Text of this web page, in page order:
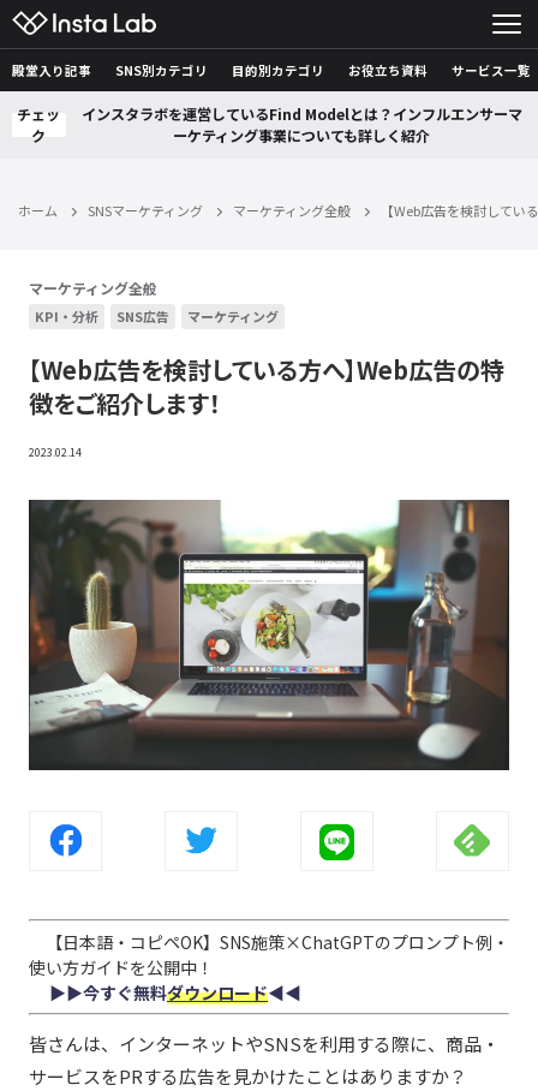
殿堂入り記事 SNS別カテゴリ 目的別カテゴリ お役立ち資料 サービス一覧
チェッ
ク
インスタラボを運営しているFind Modelとは？インフルエンサーマ
ーケティング事業についても詳しく紹介
ホーム SNSマーケティング マーケティング全般 【Web広告を検討してい
マーケティング全般
KPI・分析 SNS広告 マーケティング
【Web広告を検討している方へ】Web広告の特
徴をご紹介します！
2023.02.14
【日本語・コピペOK】SNS施策×ChatGPTのプロンプト例・
使い方ガイドを公開中！
▶︎▶︎今すぐ無料ダウンロード◀︎◀︎
皆さんは、インターネットやSNSを利用する際に、商品・
サービスをPRする広告を見かけたことはありますか？